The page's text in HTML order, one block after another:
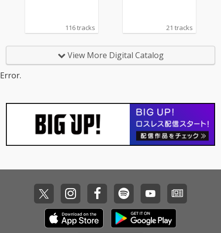
116 tracks 21 tracks
View More Digital Catalog
Error.